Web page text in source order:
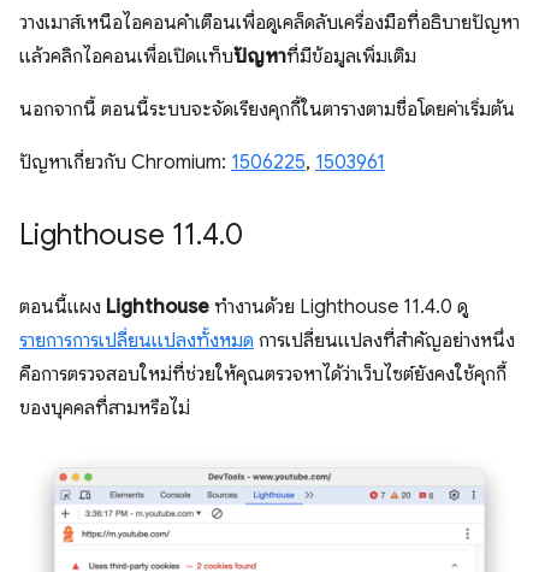
วางเมาส์เหนือไอคอนคำเตือนเพื่อดูเคล็ดลับเครื่องมือที่อธิบายปัญหา
แล้วคลิกไอคอนเพื่อเปิดแท็บปัญหาที่มีข้อมูลเพิ่มเติม
นอกจากนี้ ตอนนี้ระบบจะจัดเรียงคุกกี้ในตารางตามชื่อโดยค่าเริ่มต้น
ปัญหาเกี่ยวกับ Chromium: 1506225, 1503961
Lighthouse 11.4.0
ตอนนี้แผง Lighthouse ทำงานด้วย Lighthouse 11.4.0 ดู
รายการการเปลี่ยนแปลงทั้งหมด การเปลี่ยนแปลงที่สำคัญอย่างหนึ่ง
คือการตรวจสอบใหม่ที่ช่วยให้คุณตรวจหาได้ว่าเว็บไซต์ยังคงใช้คุกกี้
ของบุคคลที่สามหรือไม่